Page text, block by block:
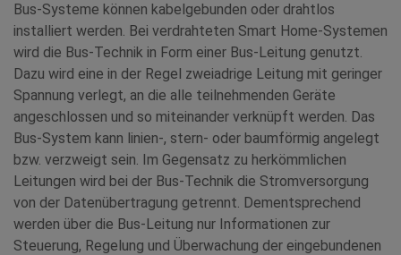
Bus-Systeme können kabelgebunden oder drahtlos
installiert werden. Bei verdrahteten Smart Home-Systemen
wird die Bus-Technik in Form einer Bus-Leitung genutzt.
Dazu wird eine in der Regel zweiadrige Leitung mit geringer
Spannung verlegt, an die alle teilnehmenden Geräte
angeschlossen und so miteinander verknüpft werden. Das
Bus-System kann linien-, stern- oder baumförmig angelegt
bzw. verzweigt sein. Im Gegensatz zu herkömmlichen
Leitungen wird bei der Bus-Technik die Stromversorgung
von der Datenübertragung getrennt. Dementsprechend
werden über die Bus-Leitung nur Informationen zur
Steuerung, Regelung und Überwachung der eingebundenen